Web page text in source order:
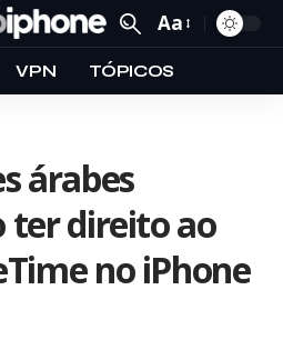
Aa
VPN TÓPICOS
árabes
ter direito ao
no iPhone